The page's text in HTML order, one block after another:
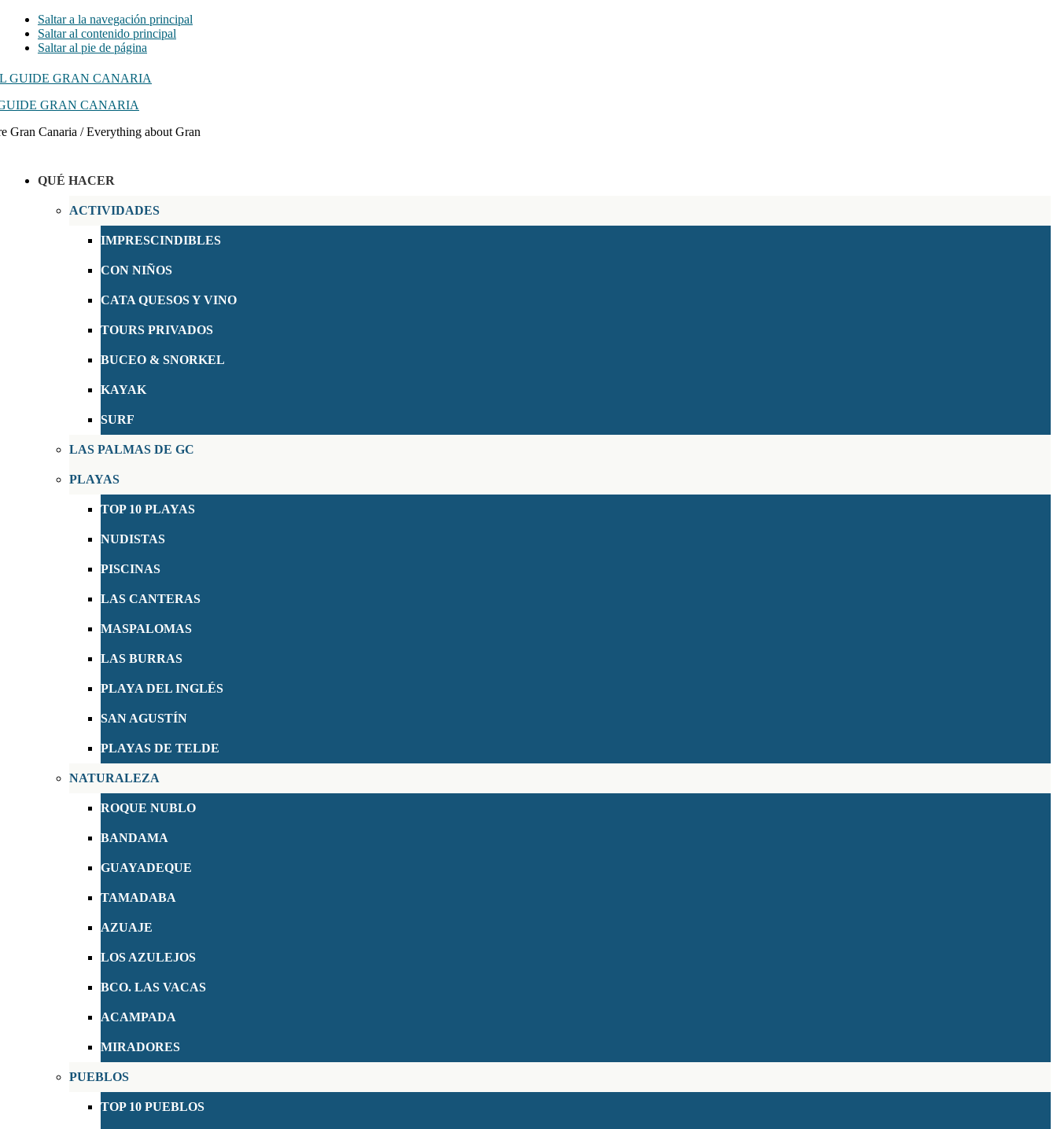
Saltar a la navegación principal
Saltar al contenido principal
Saltar al pie de página
GRAN CANARIA
Gran Canaria / Everything about Gran
QUÉ HACER
ACTIVIDADES
IMPRESCINDIBLES
CON NIÑOS
CATA QUESOS Y VINO
TOURS PRIVADOS
BUCEO & SNORKEL
KAYAK
SURF
LAS PALMAS DE GC
PLAYAS
TOP 10 PLAYAS
NUDISTAS
PISCINAS
LAS CANTERAS
MASPALOMAS
LAS BURRAS
PLAYA DEL INGLÉS
SAN AGUSTÍN
PLAYAS DE TELDE
NATURALEZA
ROQUE NUBLO
BANDAMA
GUAYADEQUE
TAMADABA
AZUAJE
LOS AZULEJOS
BCO. LAS VACAS
ACAMPADA
MIRADORES
PUEBLOS
TOP 10 PUEBLOS